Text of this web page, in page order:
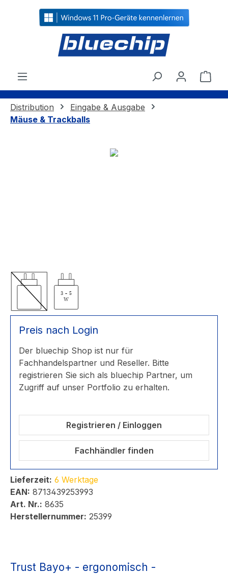
springen
Distribution
Eingabe & Ausgabe
Mäuse & Trackballs
Bildergalerie überspringen
Preis nach Login
Der bluechip Shop ist nur für
Fachhandelspartner und Reseller. Bitte
registrieren Sie sich als bluechip Partner, um
Zugriff auf unser Portfolio zu erhalten.
Registrieren / Einloggen
Fachhändler finden
Lieferzeit: 6 Werktage
EAN: 8713439253993
Art. Nr.: 8635
Herstellernummer: 25399
Trust Bayo+ - ergonomisch -